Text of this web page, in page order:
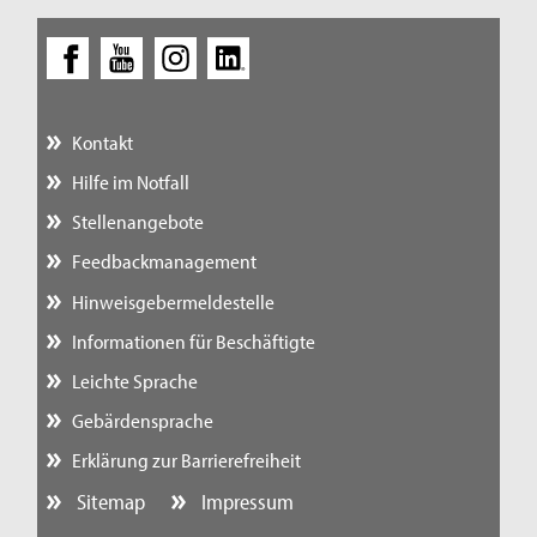
Kontakt
Hilfe im Notfall
Stellenangebote
Feedbackmanagement
Hinweisgebermeldestelle
Informationen für Beschäftigte
Leichte Sprache
Gebärdensprache
Erklärung zur Barrierefreiheit
Sitemap
Impressum